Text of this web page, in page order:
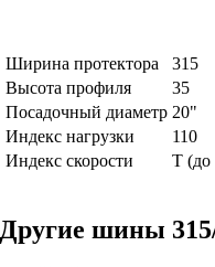
Ширина протектора
315
Высота профиля
35
Посадочный диаметр 20"
Индекс нагрузки
110
Индекс скорости
T (до
Другие шины